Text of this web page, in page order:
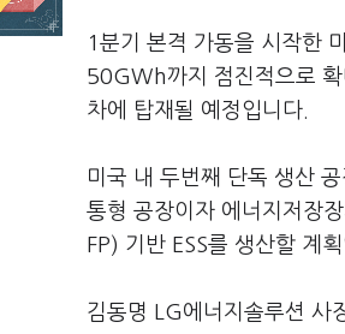
1분기 본격 가동을 시작한
50GWh까지 점진적으로 확
차에 탑재될 예정입니다.
미국 내 두번째 단독 생산
통형 공장이자 에너지저장
FP) 기반 ESS를 생산할 계획
김동명 LG에너지솔루션 사